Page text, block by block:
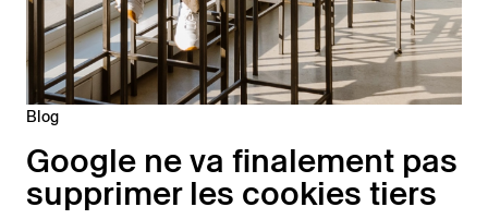
Blog
Google ne va finalement pas
supprimer les cookies tiers